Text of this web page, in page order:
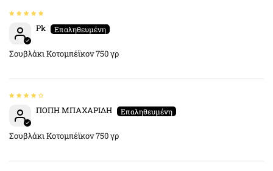
Pk
Σουβλάκι Κοτομπέϊκον 750 γρ
ΠΟΠΗ ΜΠΑΧΑΡΙΔΗ
Σουβλάκι Κοτομπέϊκον 750 γρ